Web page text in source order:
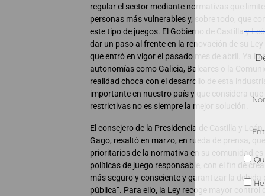
regular el sector mediante normativas que
personas más vulnerables y, sobre todo, que
este tipo de juegos. El Gobierno de Castilla y
dar un paso al frente en la renovación de su
que entró en vigor el pasado mes de abril. Ya lo
autonomías como Galicia, Baleares o la
realidad choca con el desarrollo de esta
importante en nuestro país y que considera
restrictivas no es siempre la mejor solución.
El consejero de la Presidencia de Castilla y
Gago, resaltó en marzo, en rueda de prensa,
prioritarios de la normativa en su comunidad
políticas de juego responsable, con el fin de
más seguro y consciente y garantizar la debida
pública”. Para ello, la Ley recoge mayor control